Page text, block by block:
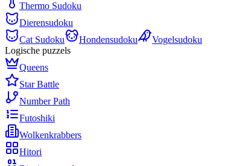
Thermo Sudoku
Dierensudoku
Cat Sudoku
Hondensudoku
Vogelsudoku
Logische puzzels
Queens
Star Battle
Number Path
Futoshiki
Wolkenkrabbers
Hitori